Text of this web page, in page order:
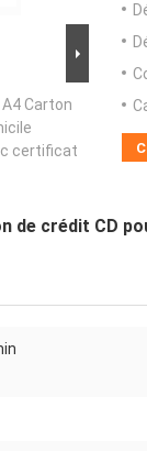
Carton
certificat
de crédit CD